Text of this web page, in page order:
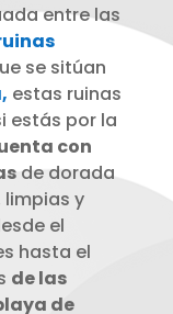
entre las
se sitúan
estas ruinas
estás por la
con
de dorada
limpias y
el
hasta el
de las
de